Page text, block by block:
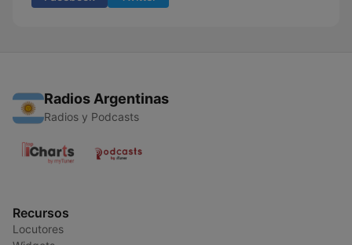
Radios Argentinas
Radios y Podcasts
Recursos
Locutores